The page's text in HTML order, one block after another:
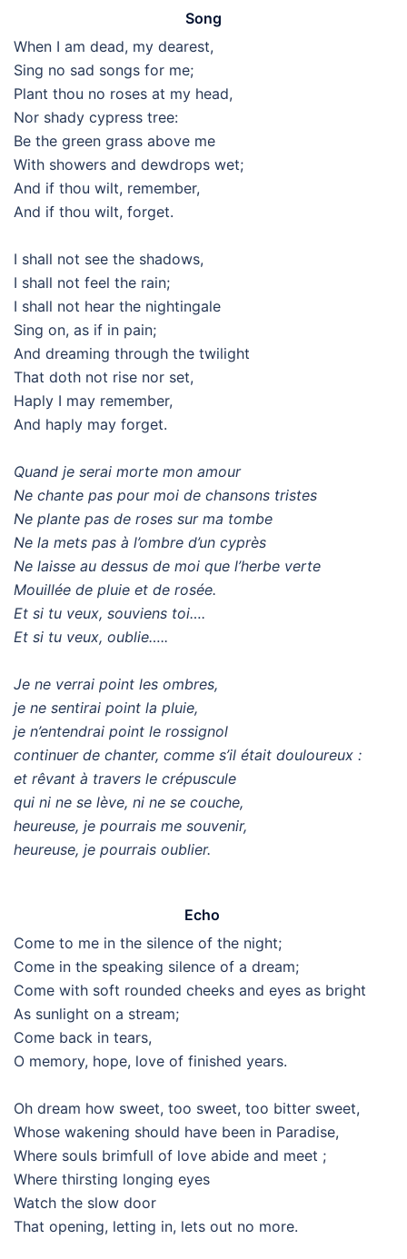
Song
When I am dead, my dearest,
Sing no sad songs for me;
Plant thou no roses at my head,
Nor shady cypress tree:
Be the green grass above me
With showers and dewdrops wet;
And if thou wilt, remember,
And if thou wilt, forget.
I shall not see the shadows,
I shall not feel the rain;
I shall not hear the nightingale
Sing on, as if in pain;
And dreaming through the twilight
That doth not rise nor set,
Haply I may remember,
And haply may forget.
Quand je serai morte mon amour
Ne chante pas pour moi de chansons tristes
Ne plante pas de roses sur ma tombe
Ne la mets pas à l’ombre d’un cyprès
Ne laisse au dessus de moi que l’herbe verte
Mouillée de pluie et de rosée.
Et si tu veux, souviens toi….
Et si tu veux, oublie…..
Je ne verrai point les ombres,
je ne sentirai point la pluie,
je n’entendrai point le rossignol
continuer de chanter, comme s’il était douloureux :
et rêvant à travers le crépuscule
qui ni ne se lève, ni ne se couche,
heureuse, je pourrais me souvenir,
heureuse, je pourrais oublier.
Echo
Come to me in the silence of the night;
Come in the speaking silence of a dream;
Come with soft rounded cheeks and eyes as bright
As sunlight on a stream;
Come back in tears,
O memory, hope, love of finished years.
Oh dream how sweet, too sweet, too bitter sweet,
Whose wakening should have been in Paradise,
Where souls brimfull of love abide and meet ;
Where thirsting longing eyes
Watch the slow door
That opening, letting in, lets out no more.